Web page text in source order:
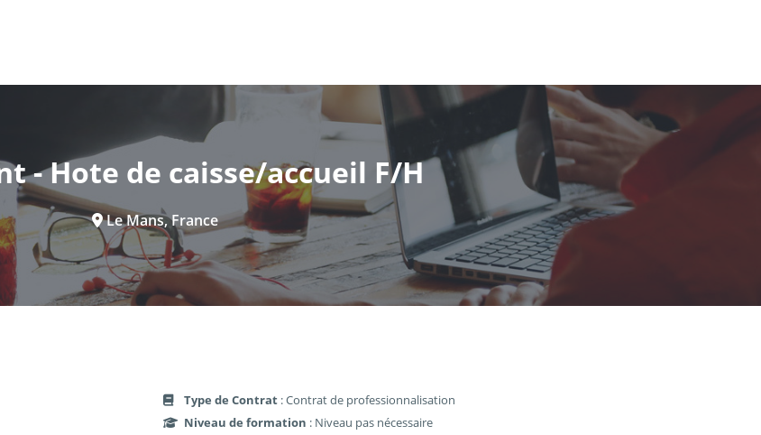
- Hote de caisse/accueil F/H
Le Mans, France
Type de Contrat : Contrat de professionnalisation
Niveau de formation : Niveau pas nécessaire